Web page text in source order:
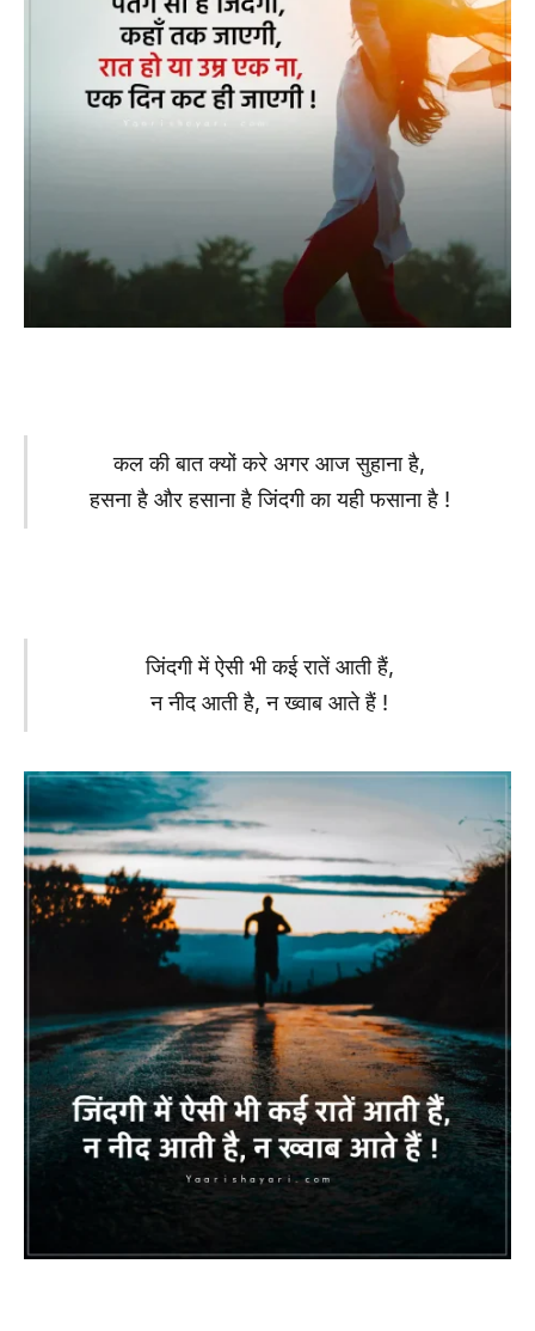
कल की बात क्यों करे अगर आज सुहाना है,
हसना है और हसाना है जिंदगी का यही फसाना है !
जिंदगी में ऐसी भी कई रातें आती हैं,
न नीद आती है, न ख्वाब आते हैं !